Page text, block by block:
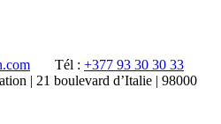
Tél : +377 93 30 30 33
| 21 boulevard d’Italie | 98000